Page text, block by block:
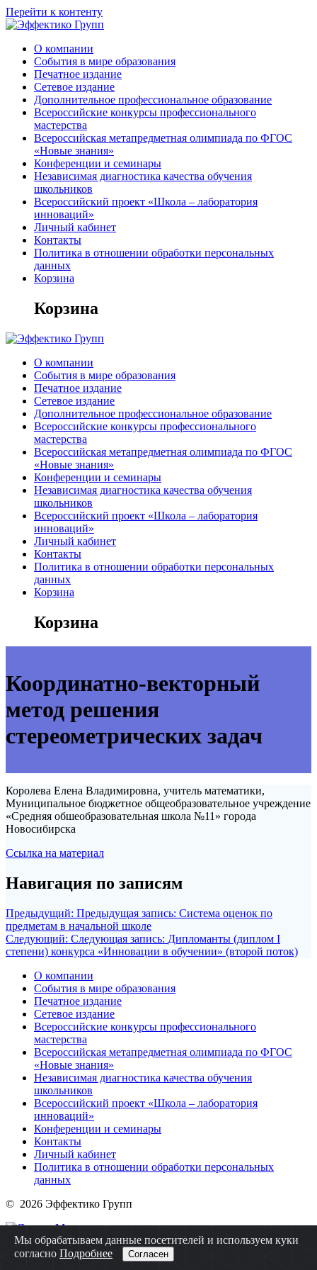
Перейти к контенту
О компании
События в мире образования
Печатное издание
Сетевое издание
Дополнительное профессиональное образование
Всероссийские конкурсы профессионального
мастерства
Всероссийская метапредметная олимпиада по ФГОС
«Новые знания»
Конференции и семинары
Независимая диагностика качества обучения
школьников
Всероссийский проект «Школа – лаборатория
инноваций»
Личный кабинет
Контакты
Политика в отношении обработки персональных
данных
Корзина
Корзина
О компании
События в мире образования
Печатное издание
Сетевое издание
Дополнительное профессиональное образование
Всероссийские конкурсы профессионального
мастерства
Всероссийская метапредметная олимпиада по ФГОС
«Новые знания»
Конференции и семинары
Независимая диагностика качества обучения
школьников
Всероссийский проект «Школа – лаборатория
инноваций»
Личный кабинет
Контакты
Политика в отношении обработки персональных
данных
Корзина
Корзина
Координатно-векторный
метод решения
стереометрических задач
Королева Елена Владимировна, учитель математики,
Муниципальное бюджетное общеобразовательное учреждение
«Средняя обшеобразовательная школа №11» города
Новосибирска
Ссылка на материал
Навигация по записям
Предыдущий: Предыдущая запись: Система оценок по
предметам в начальной школе
Следующий: Следующая запись: Дипломанты (диплом I
степени) конкурса «Инновации в обучении» (второй поток)
О компании
События в мире образования
Печатное издание
Сетевое издание
Всероссийские конкурсы профессионального
мастерства
Всероссийская метапредметная олимпиада по ФГОС
«Новые знания»
Независимая диагностика качества обучения
школьников
Всероссийский проект «Школа – лаборатория
инноваций»
Конференции и семинары
Контакты
Личный кабинет
Политика в отношении обработки персональных
данных
© 2026 Эффектико Групп
Мы обрабатываем данные посетителей и используем куки
согласно Подробнее Согласен